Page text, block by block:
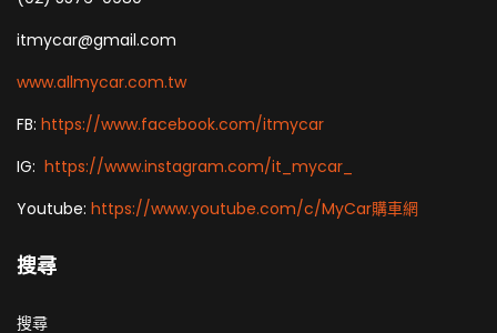
itmycar@gmail.com
www.allmycar.com.tw
FB: https://www.facebook.com/itmycar
IG: https://www.instagram.com/it_mycar_
Youtube: https://www.youtube.com/c/MyCar購車網
搜尋
搜尋